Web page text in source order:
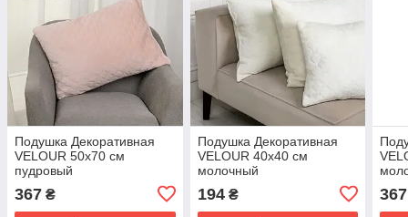
Подушка Декоративная
VELOUR 50х70 см
пудровый
367 ₴
Подушка Декоративная
VELOUR 40х40 см
молочный
194₴ 367